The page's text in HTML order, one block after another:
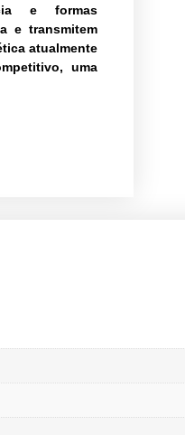
e formas
e transmitem
atualmente
uma